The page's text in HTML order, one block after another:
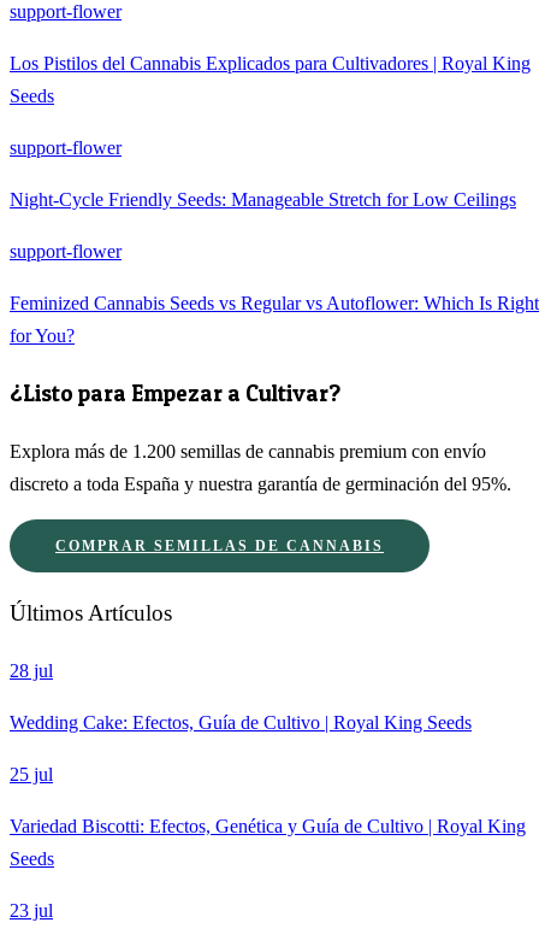
support-flower
Los Pistilos del Cannabis Explicados para Cultivadores | Royal King
Seeds
support-flower
Night‑Cycle Friendly Seeds: Manageable Stretch for Low Ceilings
support-flower
Feminized Cannabis Seeds vs Regular vs Autoflower: Which Is Right
for You?
¿Listo para Empezar a Cultivar?
Explora más de 1.200 semillas de cannabis premium con envío
discreto a toda España y nuestra garantía de germinación del 95%.
COMPRAR SEMILLAS DE CANNABIS
Últimos Artículos
28 jul
Wedding Cake: Efectos, Guía de Cultivo | Royal King Seeds
25 jul
Variedad Biscotti: Efectos, Genética y Guía de Cultivo | Royal King
Seeds
23 jul